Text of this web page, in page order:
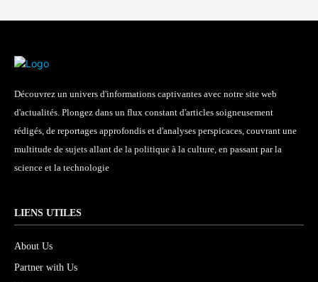
Découvrez un univers d'informations captivantes avec notre site web
d'actualités. Plongez dans un flux constant d'articles soigneusement
rédigés, de reportages approfondis et d'analyses perspicaces, couvrant une
multitude de sujets allant de la politique à la culture, en passant par la
science et la technologie
LIENS UTILES
About Us
Partner with Us